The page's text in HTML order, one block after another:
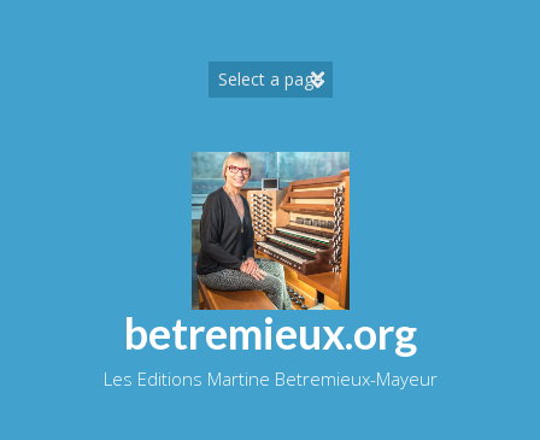
betremieux.org
Les Editions Martine Betremieux-Mayeur